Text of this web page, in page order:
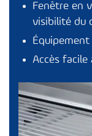
Fenêtre en
visibilité du
Accès